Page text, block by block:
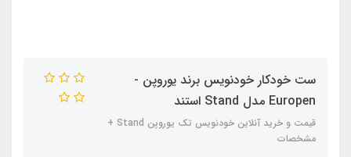
ست خودکار خودنویس برند یوروپن -
Europen مدل Stand استند
قیمت و خرید آنلاین خودنویس تک یوروپن Stand +
مشخصات